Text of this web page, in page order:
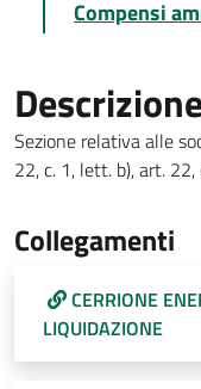
Compensi
Sezione relativa alle
22, c. 1, lett. b), art.
Collegamenti
CERRIONE
LIQUIDAZIONE